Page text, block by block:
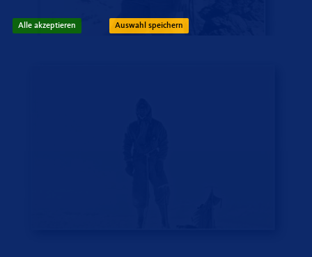
Alle akzeptieren Auswahl speichern